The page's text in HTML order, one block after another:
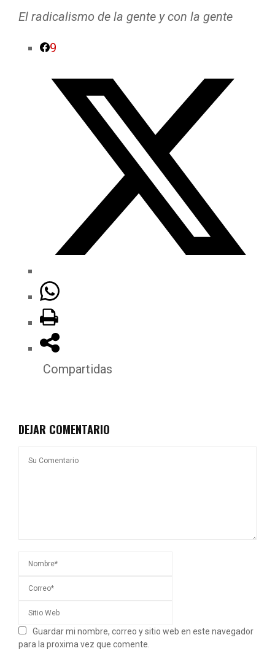
El radicalismo de la gente y con la gente
9
Compartidas
DEJAR COMENTARIO
Guardar mi nombre, correo y sitio web en este navegador
para la proxima vez que comente.